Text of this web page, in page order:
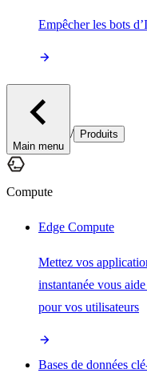
Empêcher les bots
Main menu
/ Produits
Compute
Edge Compute
Mettez vos
instantanée vous
pour vos utilisateurs
Bases de données